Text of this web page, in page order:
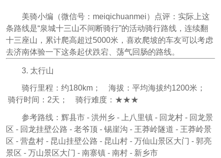
美骑小编（微信号：meiqichuanmei）点评： 实际上这
条路线是“泉城十三山不间断骑行”的活动骑行路线，连续翻
十三座山，累计爬高超过5000米，喜欢爬坡的车友可以考虑
去济南体验一下这条起伏跌宕、荡气回肠的路线。
3. 太行山
骑行里程：约180km； 海拔：平均海拔约1200米；
骑行时间：2天； 骑行难度：★★★
参考路线：辉县市 - 洪州乡 - 上八里镇 - 回龙村 - 回龙景
区 - 回龙挂壁公路 - 老爷顶 - 锡崖沟 - 王莽岭隧道 - 王莽岭景
区 - 营盘村 - 昆山挂壁公路 - 昆山村 - 万仙山景区大门 - 郭亮
景区 - 万山景区大门 - 南寨镇 - 南村 - 新乡市